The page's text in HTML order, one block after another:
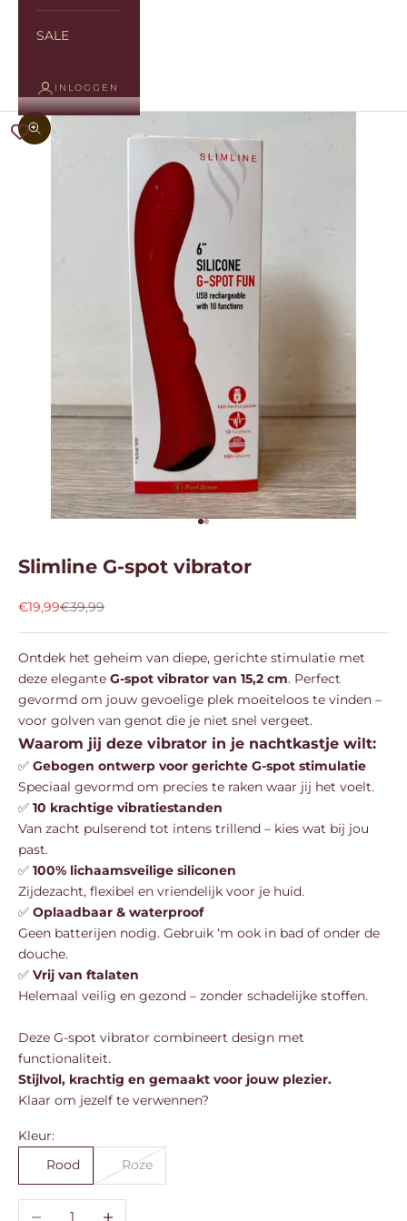
SALE
INLOGGEN
In-/uitzoomen
Naar artikel 1
Naar artikel 2
Slimline G-spot vibrator
Aanbiedingsprijs
€19,99Normale prijs
€39,99
Ontdek het geheim van diepe, gerichte stimulatie met
deze elegante G-spot vibrator van 15,2 cm. Perfect
gevormd om jouw gevoelige plek moeiteloos te vinden –
voor golven van genot die je niet snel vergeet.
Waarom jij deze vibrator in je nachtkastje wilt:
✅ Gebogen ontwerp voor gerichte G-spot stimulatie
Speciaal gevormd om precies te raken waar jij het voelt.
✅ 10 krachtige vibratiestanden
Van zacht pulserend tot intens trillend – kies wat bij jou
past.
✅ 100% lichaamsveilige siliconen
Zijdezacht, flexibel en vriendelijk voor je huid.
✅ Oplaadbaar & waterproof
Geen batterijen nodig. Gebruik ‘m ook in bad of onder de
douche.
✅ Vrij van ftalaten
Helemaal veilig en gezond – zonder schadelijke stoffen.
Deze G-spot vibrator combineert design met
functionaliteit.
Stijlvol, krachtig en gemaakt voor jouw plezier.
Klaar om jezelf te verwennen?
Kleur:
Rood
Roze
Aantal verlagenAantal verhogen